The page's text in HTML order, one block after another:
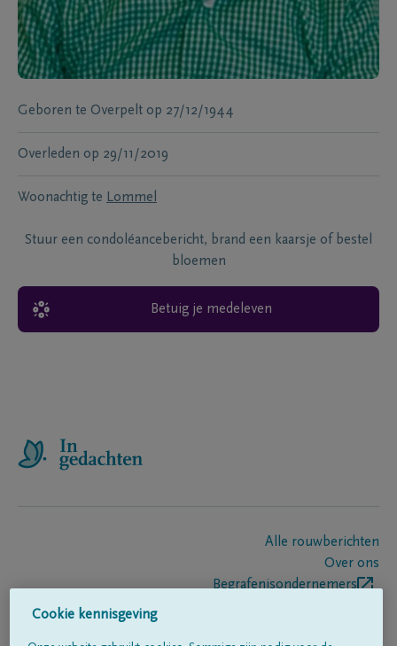
Geboren te Overpelt op 27/12/1944
Overleden op 29/11/2019
Woonachtig te Lommel
Stuur een condoléancebericht, brand een kaarsje of bestel
bloemen
Betuig je medeleven
Alle rouwberichten
Over ons
Begrafenisondernemers
Cookie kennisgeving